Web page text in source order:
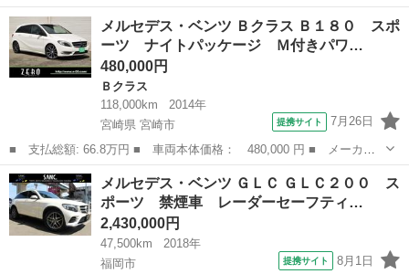
ー名： メルセデス・ベンツ ■ 車種名： Ｅクラスステーションワ
ゴン ■ グレード名： Ｅ２００ ステーションワゴン スポーツ
エクスク...
福岡 大野城市 Ｅクラス
メルセデス・ベンツ Ｂクラス Ｂ１８０ スポ
ーツ ナイトパッケージ Ｍ付きパワ…
480,000円
Ｂクラス
118,000km
2014年
宮崎県 宮崎市
提携サイト 7月26日
■ 支払総額: 66.8万円 ■ 車両本体価格： 480,000 円 ■ メーカー
名： メルセデス・ベンツ ■ 車種名： Ｂクラス ■ グレード
名： Ｂ１８０ スポーツ ナイトパッケージ Ｍ付きパワーシート
／レーダーＰ／Ｂ...
宮崎 宮崎市 Ｂクラス
メルセデス・ベンツ ＧＬＣ ＧＬＣ２００ ス
ポーツ 禁煙車 レーダーセーフティ…
2,430,000円
47,500km
2018年
福岡市
提携サイト 8月1日